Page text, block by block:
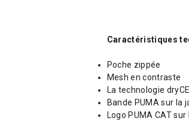
Caractéristiques
Poche zippée
Mesh en contraste
La technologie
Bande PUMA sur la
Logo PUMA CAT